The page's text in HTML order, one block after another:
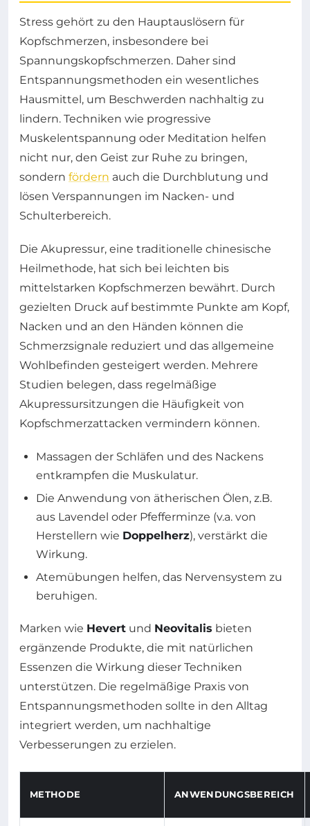
Stress gehört zu den Hauptauslösern für
Kopfschmerzen, insbesondere bei
Spannungskopfschmerzen. Daher sind
Entspannungsmethoden ein wesentliches
Hausmittel, um Beschwerden nachhaltig zu
lindern. Techniken wie progressive
Muskelentspannung oder Meditation helfen
nicht nur, den Geist zur Ruhe zu bringen,
sondern fördern auch die Durchblutung und
lösen Verspannungen im Nacken- und
Schulterbereich.
Die Akupressur, eine traditionelle chinesische
Heilmethode, hat sich bei leichten bis
mittelstarken Kopfschmerzen bewährt. Durch
gezielten Druck auf bestimmte Punkte am Kopf,
Nacken und an den Händen können die
Schmerzsignale reduziert und das allgemeine
Wohlbefinden gesteigert werden. Mehrere
Studien belegen, dass regelmäßige
Akupressursitzungen die Häufigkeit von
Kopfschmerzattacken vermindern können.
Massagen der Schläfen und des Nackens
entkrampfen die Muskulatur.
Die Anwendung von ätherischen Ölen, z.B.
aus Lavendel oder Pfefferminze (v.a. von
Herstellern wie Doppelherz), verstärkt die
Wirkung.
Atemübungen helfen, das Nervensystem zu
beruhigen.
Marken wie Hevert und Neovitalis bieten
ergänzende Produkte, die mit natürlichen
Essenzen die Wirkung dieser Techniken
unterstützen. Die regelmäßige Praxis von
Entspannungsmethoden sollte in den Alltag
integriert werden, um nachhaltige
Verbesserungen zu erzielen.
METHODE ANWENDUNGSBEREICH